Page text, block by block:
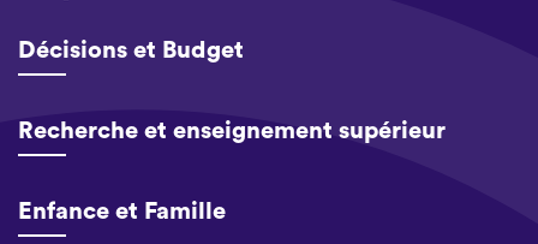
Décisions et Budget
Recherche et enseignement supérieur
Enfance et Famille